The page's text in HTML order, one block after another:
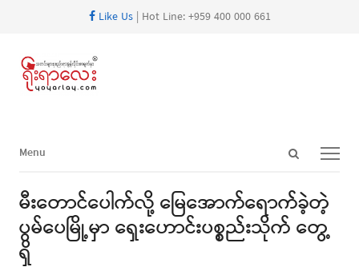
Like Us| Hot Line: +959 400 000 661
Open
panel
Menu
Menu
မီးတောင်ပေါက်လို့ မြေအောက်ရောက်ခဲ့တဲ့
ပွမ်ပေမြို့မှာ ရှေးဟောင်းပစ္စည်းသိုက် တွေ့
ရှိ